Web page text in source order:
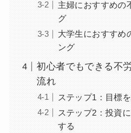
主婦におすすめの
グ
大学生におすすめ
ング
初心者でもできる不
流れ
ステップ1：目標
ステップ2：投資
する